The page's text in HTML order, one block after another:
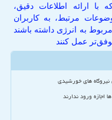
ارائه اطلاعات دقیق،
مرتبط، به کاربران
به انرژی داشته باشند
عمل کنند
های خورشیدی
اجازه ورود ندارند